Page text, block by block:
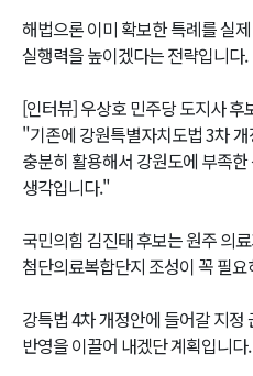
해법으론 이미 확보한 특례를 실
실행력을 높이겠다는 전략입니다.
[인터뷰] 우상호 민주당 도지사 후
"기존에 강원특별자치도법 3차
충분히 활용해서 강원도에 부족
생각입니다."
국민의힘 김진태 후보는 원주 의
첨단의료복합단지 조성이 꼭 필
강특법 4차 개정안에 들어갈 지정
반영을 이끌어 내겠단 계획입니다.